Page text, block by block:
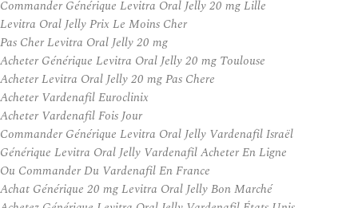
Commander Générique Levitra Oral Jelly 20 mg Lille
Levitra Oral Jelly Prix Le Moins Cher
Pas Cher Levitra Oral Jelly 20 mg
Acheter Générique Levitra Oral Jelly 20 mg Toulouse
Acheter Levitra Oral Jelly 20 mg Pas Chere
Acheter Vardenafil Euroclinix
Acheter Vardenafil Fois Jour
Commander Générique Levitra Oral Jelly Vardenafil Israël
Générique Levitra Oral Jelly Vardenafil Acheter En Ligne
Ou Commander Du Vardenafil En France
Achat Générique 20 mg Levitra Oral Jelly Bon Marché